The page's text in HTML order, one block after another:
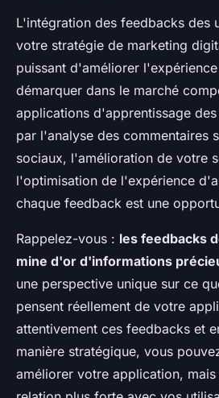
L'intégration des feedbacks des
votre stratégie de marketing
puissant d'améliorer
démarquer dans le marché
applications d'apprentissage
par l'analyse des commentaires
sociaux, l'amélioration de votre
l'optimisation de l'expérience
chaque feedback est une
Rappelez-vous : les feedbacks
mine d'or d'informations
une perspective unique sur ce
pensent réellement de votre
attentivement ces feedbacks et
manière stratégique, vous
améliorer votre application,